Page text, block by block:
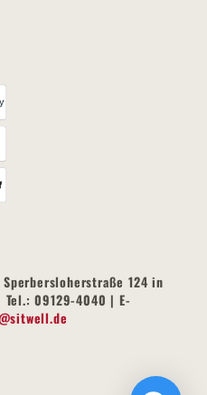
| Sperbersloherstraße 124 in
09129-4040 | E-